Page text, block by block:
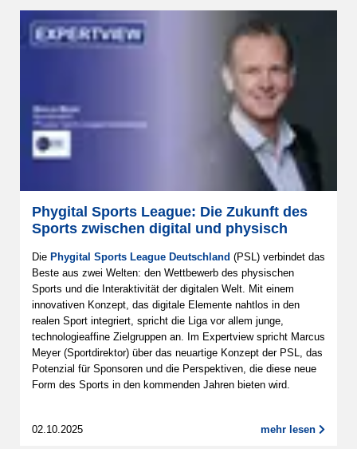
Phygital Sports League: Die Zukunft des
Sports zwischen digital und physisch
Die Phygital Sports League Deutschland (PSL) verbindet das
Beste aus zwei Welten: den Wettbewerb des physischen
Sports und die Interaktivität der digitalen Welt. Mit einem
innovativen Konzept, das digitale Elemente nahtlos in den
realen Sport integriert, spricht die Liga vor allem junge,
technologieaffine Zielgruppen an. Im Expertview spricht Marcus
Meyer (Sportdirektor) über das neuartige Konzept der PSL, das
Potenzial für Sponsoren und die Perspektiven, die diese neue
Form des Sports in den kommenden Jahren bieten wird.
02.10.2025 mehr lesen